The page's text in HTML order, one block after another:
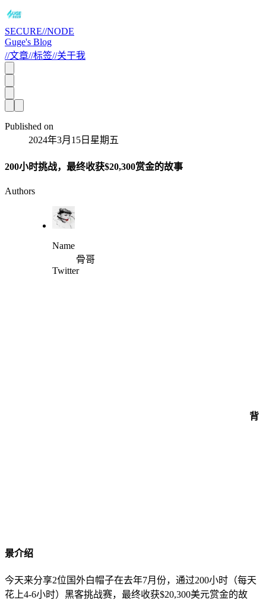
SECURE//NODE
Guge's Blog
//文章//标签//关于我
Published on
2024年3月15日星期五
200小时挑战，最终收获$20,300赏金的故事
Authors
Name
骨哥
Twitter
背
景介绍
今天来分享2位国外白帽子在去年7月份，通过200小时（每天
花上4-6小时）黑客挑战赛，最终收获$20,300美元赏金的故